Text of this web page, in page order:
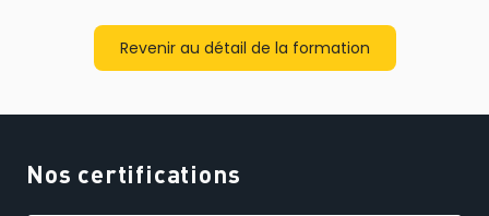
Revenir au détail de la formation
Nos certifications